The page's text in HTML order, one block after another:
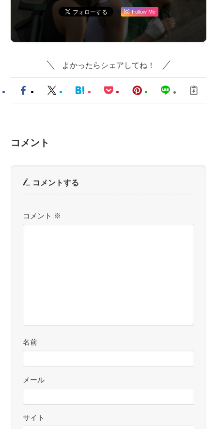
Follow Me
よかったらシェアしてね！
コメント
コメントする
コメント ※
名前
メール
サイト